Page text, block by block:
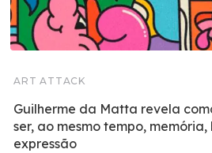
ART ATTACK
Guilherme da Matta revela
ser, ao mesmo tempo,
expressão